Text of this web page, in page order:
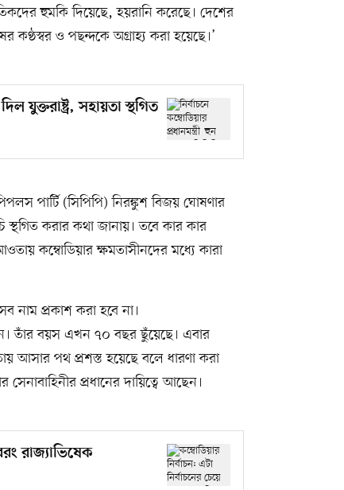
হুমকি দিয়েছে, হয়রানি করেছে। দেশের
কণ্ঠস্বর ও পছন্দকে অগ্রাহ্য করা হয়েছে।’
যুক্তরাষ্ট্র, সহায়তা স্থগিত
পার্টি (সিপিপি) নিরঙ্কুশ বিজয় ঘোষণার
স্থগিত করার কথা জানায়। তবে কার কার
কম্বোডিয়ার ক্ষমতাসীনদের মধ্যে কারা
নাম প্রকাশ করা হবে না।
তাঁর বয়স এখন ৭০ বছর ছুঁয়েছে। এবার
আসার পথ প্রশস্ত হয়েছে বলে ধারণা করা
প্রধানের দায়িত্বে আছেন।
রাজ্যাভিষেক